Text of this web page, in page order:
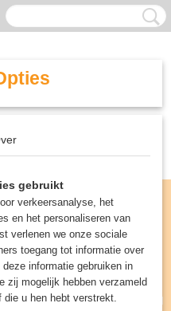
UW WINKELWAGEN
gebruikt
verkeersanalyse, het
en het personaliseren van
verlenen we onze sociale
toegang tot informatie over
informatie gebruiken in
zij mogelijk hebben verzameld
u hen hebt verstrekt.